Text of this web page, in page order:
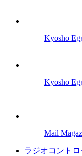
Kyosho
Kyosho
Mail
ラジオコント